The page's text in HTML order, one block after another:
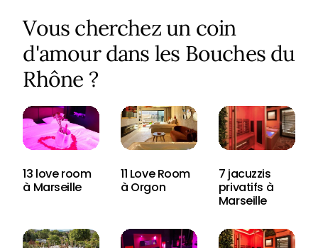
Vous cherchez un coin
d'amour dans les Bouches du
Rhône ?
13 love room
à Marseille
11 Love Room
à Orgon
7 jacuzzis
privatifs à
Marseille